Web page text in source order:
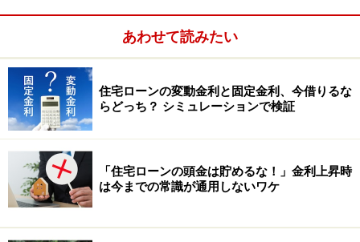
約社員などでも借りやすいようにしている住宅ローンで
す。ただし、商品によっては、金利が高くなってしまう
ものもあります。一般の住宅ローンで審査が通る場合に
は、かえって女性向けではない方が良いこともありま
す。
このように、その特徴はさまざまですが、女性向け住宅
ローンの利用を検討する際は、「通常のローンでは通り
にくいので利用する」のか、「通常の住宅ローンより
も、金利面が有利になる」からなのか、「通常の住宅ロ
あわせて読みたい
住宅ローンの変動金利と固定金利、今借りるな
らどっち？ シミュレーションで検証
「住宅ローンの頭金は貯めるな！」金利上昇時
は今までの常識が通用しないワケ